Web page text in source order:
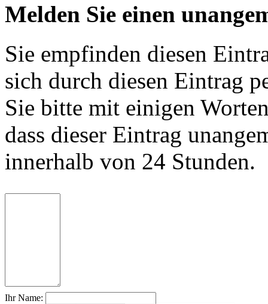
Melden Sie einen
Sie empfinden diesen
sich durch diesen Eintrag
Sie bitte mit einigen
dass dieser Eintrag
innerhalb von 24 Stunden.
Ihr Name: